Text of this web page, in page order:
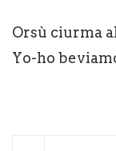
Orsù ciurma
Yo-ho